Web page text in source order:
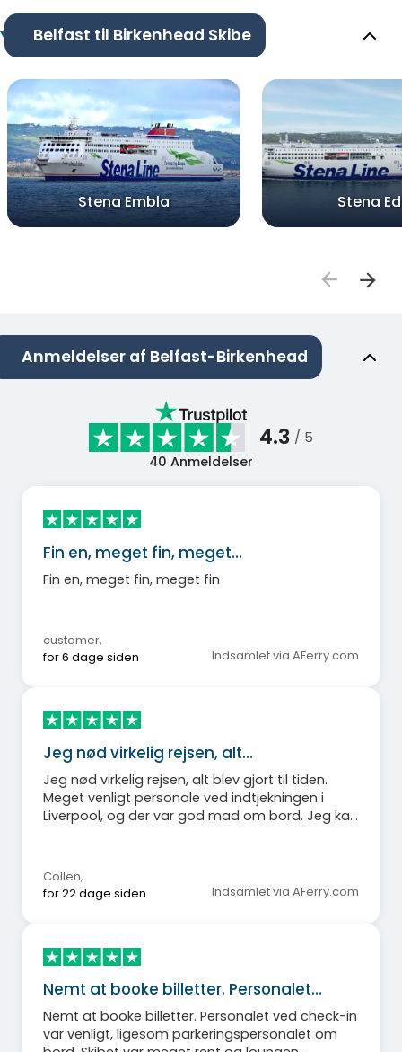
Belfast til Birkenhead Skibe
Stena Embla Stena
Anmeldelser af Belfast-Birkenhead
4.3 / 5
40 Anmeldelser
Fin en, meget fin, meget…
Fin en, meget fin, meget fin
customer,
for 6 dage siden
Indsamlet via AFerry.com
Jeg nød virkelig rejsen, alt…
Jeg nød virkelig rejsen, alt blev gjort til tiden.
Meget venligt personale ved indtjekningen i
Liverpool, og der var god mad om bord. Jeg kan
Collen,
for 22 dage siden
Indsamlet via AFerry.com
Nemt at booke billetter. Personalet…
Nemt at booke billetter. Personalet ved check-in
var venligt, ligesom parkeringspersonalet om